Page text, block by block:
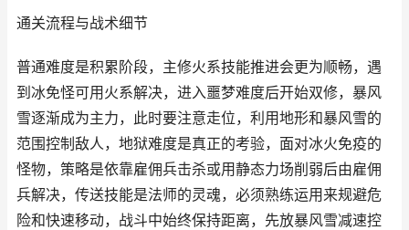
通关流程与战术细节
普通难度是积累阶段，主修火系技能推进会更为顺畅，遇
到冰免怪可用火系解决，进入噩梦难度后开始双修，暴风
雪逐渐成为主力，此时要注意走位，利用地形和暴风雪的
范围控制敌人，地狱难度是真正的考验，面对冰火免疫的
怪物，策略是依靠雇佣兵击杀或用静态力场削弱后由雇佣
兵解决，传送技能是法师的灵魂，必须熟练运用来规避危
险和快速移动，战斗中始终保持距离，先放暴风雪减速控